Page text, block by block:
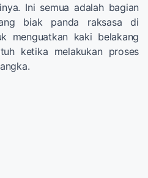
Ini semua adalah bagian
biak panda raksasa di
menguatkan kaki belakang
ketika melakukan proses